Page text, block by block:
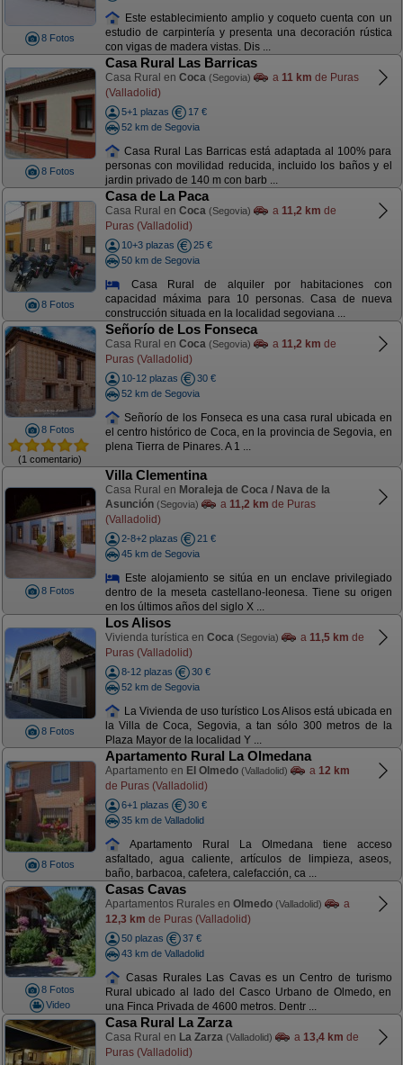
8 Fotos
Este establecimiento amplio y coqueto cuenta con un
estudio de carpintería y presenta una decoración rústica
con vigas de madera vistas. Dis ...
8 Fotos
Casa Rural Las Barricas
Casa Rural en Coca (Segovia) a 11 km de Puras
(Valladolid)
5+1 plazas
17 €
52 km de Segovia
Casa Rural Las Barricas está adaptada al 100% para
personas con movilidad reducida, incluido los baños y el
jardin privado de 140 m con barb ...
8 Fotos
Casa de La Paca
Casa Rural en Coca (Segovia) a 11,2 km de
Puras (Valladolid)
10+3 plazas
25 €
50 km de Segovia
Casa Rural de alquiler por habitaciones con
capacidad máxima para 10 personas. Casa de nueva
construcción situada en la localidad segoviana ...
8 Fotos
(1 comentario)
Señorío de Los Fonseca
Casa Rural en Coca (Segovia) a 11,2 km de
Puras (Valladolid)
10-12 plazas
30 €
52 km de Segovia
Señorío de los Fonseca es una casa rural ubicada en
el centro histórico de Coca, en la provincia de Segovia, en
plena Tierra de Pinares. A 1 ...
8 Fotos
Villa Clementina
Casa Rural en Moraleja de Coca / Nava de la
Asunción (Segovia) a 11,2 km de Puras
(Valladolid)
2-8+2 plazas
21 €
45 km de Segovia
Este alojamiento se sitúa en un enclave privilegiado
dentro de la meseta castellano-leonesa. Tiene su origen
en los últimos años del siglo X ...
8 Fotos
Los Alisos
Vivienda turística en Coca (Segovia) a 11,5 km de
Puras (Valladolid)
8-12 plazas
30 €
52 km de Segovia
La Vivienda de uso turístico Los Alisos está ubicada en
la Villa de Coca, Segovia, a tan sólo 300 metros de la
Plaza Mayor de la localidad Y ...
8 Fotos
Apartamento Rural La Olmedana
Apartamento en El Olmedo (Valladolid) a 12 km
de Puras (Valladolid)
6+1 plazas
30 €
35 km de Valladolid
Apartamento Rural La Olmedana tiene acceso
asfaltado, agua caliente, artículos de limpieza, aseos,
baño, barbacoa, cafetera, calefacción, ca ...
8 Fotos
Video
Casas Cavas
Apartamentos Rurales en Olmedo (Valladolid)
a
12,3 km de Puras (Valladolid)
50 plazas
37 €
43 km de Valladolid
Casas Rurales Las Cavas es un Centro de turismo
Rural ubicado al lado del Casco Urbano de Olmedo, en
una Finca Privada de 4600 metros. Dentr ...
Casa Rural La Zarza
Casa Rural en La Zarza (Valladolid) a 13,4 km de
Puras (Valladolid)